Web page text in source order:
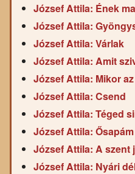
József Attila: Ének
József Attila:
József Attila: Várlak
József Attila: Amit
József Attila: Mikor
József Attila: Csend
József Attila: Téged
József Attila: Ősapám
József Attila: A szent
József Attila: Nyári